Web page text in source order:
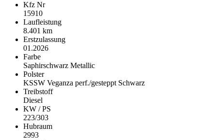
Kfz Nr
15910
Laufleistung
8.401 km
Erstzulassung
01.2026
Farbe
Saphirschwarz Metallic
Polster
KSSW Veganza perf./gesteppt Schwarz
Treibstoff
Diesel
KW / PS
223/303
Hubraum
2993